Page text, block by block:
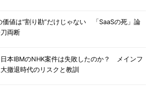
価値は“割り勘”だけじゃない 「SaaSの死」論
両断
本IBMのNHK案件は失敗したのか？ メインフ
撤退時代のリスクと教訓